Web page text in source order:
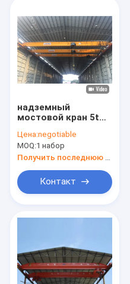
надземный
мостовой кран 5t
Цена:negotiable
MOQ:1 набор
Контакт